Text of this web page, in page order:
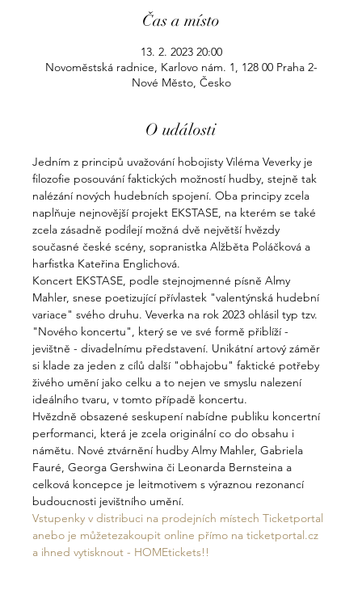
Čas a místo
13. 2. 2023 20:00
Novoměstská radnice, Karlovo nám. 1, 128 00 Praha 2-
Nové Město, Česko
O události
Jedním z principů uvažování hobojisty Viléma Veverky je
filozofie posouvání faktických možností hudby, stejně tak
nalézání nových hudebních spojení. Oba principy zcela
naplňuje nejnovější projekt EKSTASE, na kterém se také
zcela zásadně podílejí možná dvě největší hvězdy
současné české scény, sopranistka Alžběta Poláčková a
harfistka Kateřina Englichová.
Koncert EKSTASE, podle stejnojmenné písně Almy
Mahler, snese poetizující přívlastek "valentýnská hudební
variace" svého druhu. Veverka na rok 2023 ohlásil typ tzv.
"Nového koncertu", který se ve své formě přiblíží -
jevištně - divadelnímu představení. Unikátní artový záměr
si klade za jeden z cílů další "obhajobu" faktické potřeby
živého umění jako celku a to nejen ve smyslu nalezení
ideálního tvaru, v tomto případě koncertu.
Hvězdně obsazené seskupení nabídne publiku koncertní
performanci, která je zcela originální co do obsahu i
námětu. Nové ztvárnění hudby Almy Mahler, Gabriela
Fauré, Georga Gershwina či Leonarda Bernsteina a
celková koncepce je leitmotivem s výraznou rezonancí
budoucnosti jevištního umění.
Vstupenky v distribuci na prodejních místech Ticketportal
anebo je můžetezakoupit online přímo na ticketportal.cz
a ihned vytisknout - HOMEtickets!!